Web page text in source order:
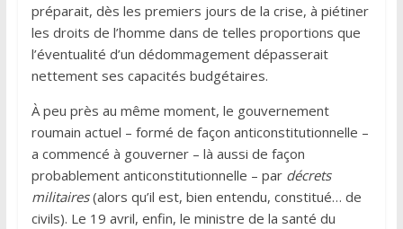
préparait, dès les premiers jours de la crise, à piétiner
les droits de l’homme dans de telles proportions que
l’éventualité d’un dédommagement dépasserait
nettement ses capacités budgétaires.
À peu près au même moment, le gouvernement
roumain actuel – formé de façon anticonstitutionnelle –
a commencé à gouverner – là aussi de façon
probablement anticonstitutionnelle – par décrets
militaires(alors qu’il est, bien entendu, constitué… de
civils). Le 19 avril, enfin, le ministre de la santé du